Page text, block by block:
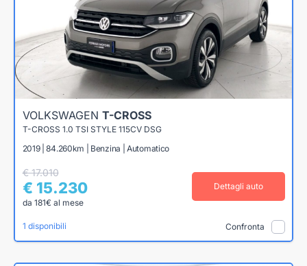
VOLKSWAGEN T-CROSS
T-CROSS 1.0 TSI STYLE 115CV DSG
2019 | 84.260km | Benzina | Automatico
€ 17.010
€ 15.230
da 181€ al mese
Dettagli auto
1 disponibili Confronta